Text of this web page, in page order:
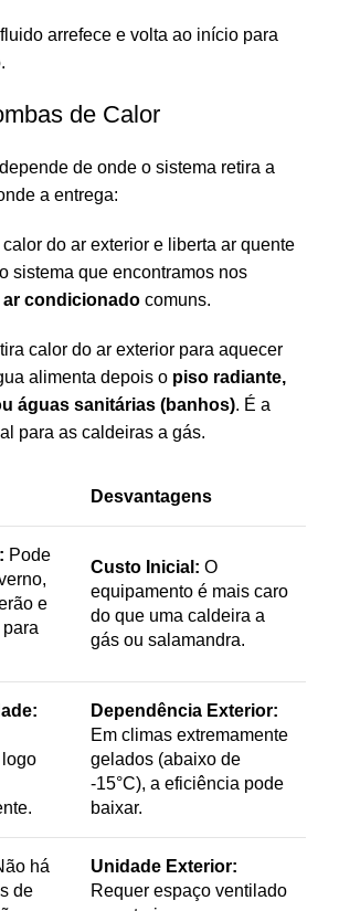
arrefece e volta ao início para
de Calor
de onde o sistema retira a
a entrega:
calor do ar exterior e liberta ar quente
sistema que encontramos nos
ar condicionado comuns.
calor do ar exterior para aquecer
alimenta depois o piso radiante,
águas sanitárias (banhos). É a
para as caldeiras a gás.
Desvantagens
Pode
e
Custo Inicial: O
equipamento é mais caro
do que uma caldeira a
gás ou salamandra.
Dependência Exterior:
Em climas extremamente
gelados (abaixo de
-15°C), a eficiência pode
baixar.
há
de
Unidade Exterior:
Requer espaço ventilado